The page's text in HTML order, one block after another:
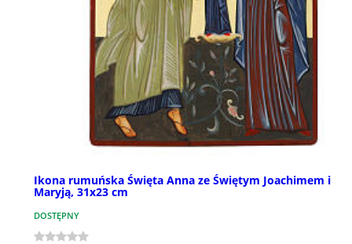
Ikona rumuńska Święta Anna ze Świętym Joachimem i
Maryją, 31x23 cm
DOSTĘPNY